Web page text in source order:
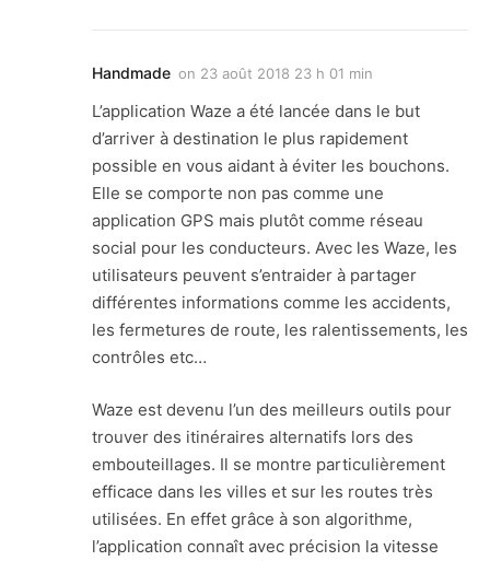
Handmade on 23 août 2018 23 h 01 min
L’application Waze a été lancée dans le but
d’arriver à destination le plus rapidement
possible en vous aidant à éviter les bouchons.
Elle se comporte non pas comme une
application GPS mais plutôt comme réseau
social pour les conducteurs. Avec les Waze, les
utilisateurs peuvent s’entraider à partager
différentes informations comme les accidents,
les fermetures de route, les ralentissements, les
contrôles etc…
Waze est devenu l’un des meilleurs outils pour
trouver des itinéraires alternatifs lors des
embouteillages. Il se montre particulièrement
efficace dans les villes et sur les routes très
utilisées. En effet grâce à son algorithme,
l’application connaît avec précision la vitesse